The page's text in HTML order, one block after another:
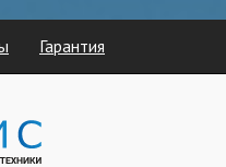
Гарантия